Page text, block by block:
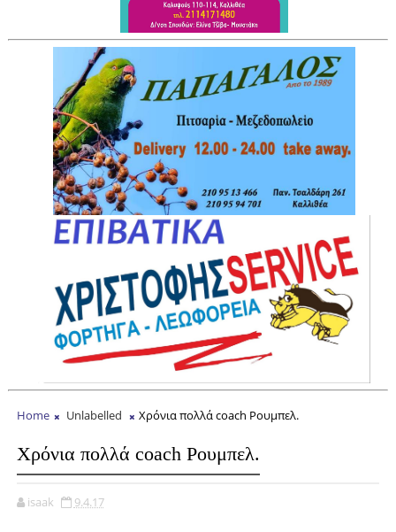
Home Unlabelled Χρόνια πολλά coach Ρουμπελ.
Χρόνια πολλά coach Ρουμπελ.
isaak 9.4.17